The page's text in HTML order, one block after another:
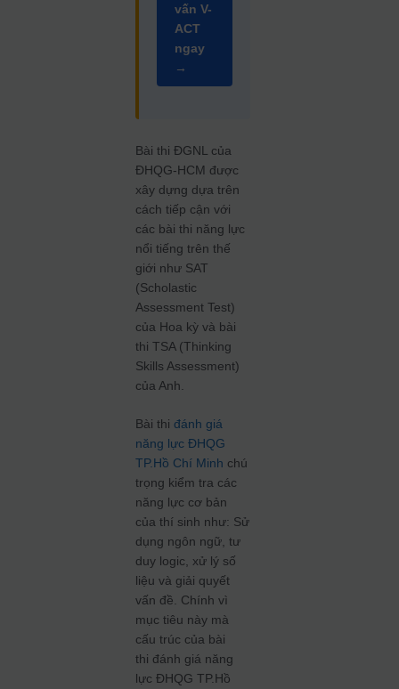
vấn V-
ACT
ngay
→
Bài thi ĐGNL của
ĐHQG-HCM được
xây dựng dựa trên
cách tiếp cận với
các bài thi năng lực
nổi tiếng trên thế
giới như SAT
(Scholastic
Assessment Test)
của Hoa kỳ và bài
thi TSA (Thinking
Skills Assessment)
của Anh.
Bài thiđánh giá
năng lực ĐHQG
TP.Hồ Chí Minh chú
trọng kiểm tra các
năng lực cơ bản
của thí sinh như: Sử
dụng ngôn ngữ, tư
duy logic, xử lý số
liệu và giải quyết
vấn đề. Chính vì
mục tiêu này mà
cấu trúc của bài
thi đánh giá năng
lực ĐHQG TP.Hồ